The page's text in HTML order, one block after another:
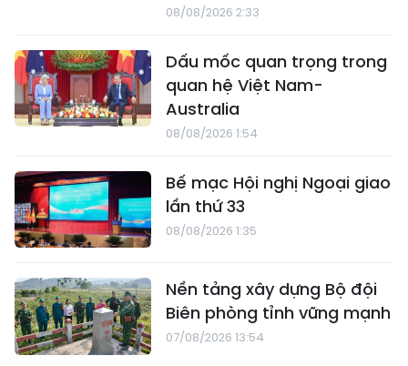
08/08/2026 2:33
Dấu mốc quan trọng trong
quan hệ Việt Nam-
Australia
08/08/2026 1:54
Bế mạc Hội nghị Ngoại giao
lần thứ 33
08/08/2026 1:35
Nền tảng xây dựng Bộ đội
Biên phòng tỉnh vững mạnh
07/08/2026 13:54